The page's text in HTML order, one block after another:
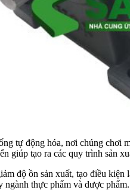
tự động hóa, nơi chúng chơi
giúp tạo ra các quy trình sản
độ ồn sản xuất, tạo điều
thực phẩm và dược phẩm.